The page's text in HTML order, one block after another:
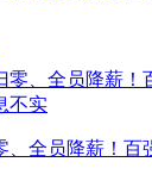
、全员降薪！百